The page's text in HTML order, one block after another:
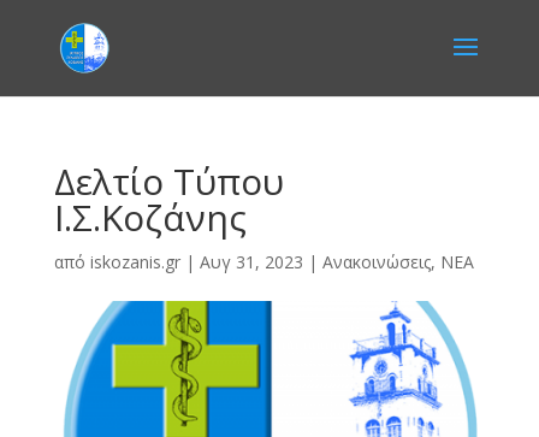
Δελτίο Τύπου
Ι.Σ.Κοζάνης
από iskozanis.gr| Αυγ 31, 2023 | Ανακοινώσεις, ΝΕΑ